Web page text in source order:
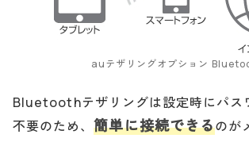
auテザリングオプション
Bluetoothテザリングは設定時にパス
不要のため、簡単に接続できるのが